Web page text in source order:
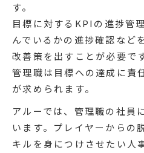
す。
目標に対するKPIの進捗管
んでいるかの進捗確認など
改善策を出すことが必要です
管理職は目標への達成に責
が求められます。
アルーでは、管理職の社員
います。プレイヤーからの
キルを身につけさせたい人